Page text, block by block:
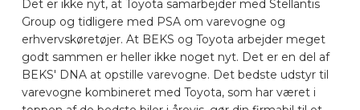
TILPASNING
SEKTORER
Det er ikke nyt, at Toyota samarbejder med Stellantis
Group og tidligere med PSA om varevogne og
erhvervskøretøjer. At BEKS og Toyota arbejder meget
godt sammen er heller ikke noget nyt. Det er en del af
BEKS' DNA at opstille varevogne. Det bedste udstyr til
varevogne kombineret med Toyota, som har været i